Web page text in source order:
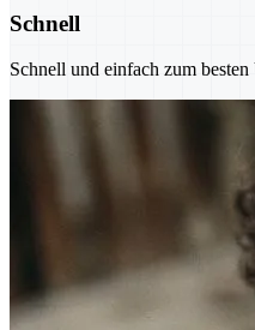
Schnell
Schnell und einfach zum